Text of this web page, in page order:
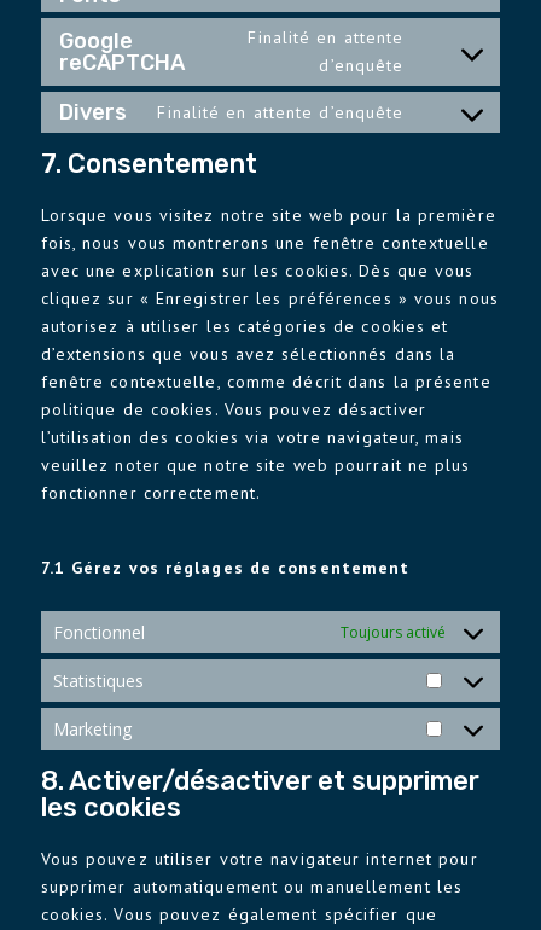
analytics
complianz
to
service
google-
fonts
Google
reCAPTCHA
Finalité en attente
d’enquête
Consent
to
service
Divers Finalité en attente d’enquête
Consent
divers
7. Consentement
Lorsque vous visitez notre site web pour la première
fois, nous vous montrerons une fenêtre contextuelle
avec une explication sur les cookies. Dès que vous
cliquez sur « Enregistrer les préférences » vous nous
autorisez à utiliser les catégories de cookies et
d’extensions que vous avez sélectionnés dans la
fenêtre contextuelle, comme décrit dans la présente
politique de cookies. Vous pouvez désactiver
l’utilisation des cookies via votre navigateur, mais
veuillez noter que notre site web pourrait ne plus
fonctionner correctement.
7.1 Gérez vos réglages de consentement
Fonctionnel Toujours activé
Statistiques
Statistiques
Marketing
Marketing
8. Activer/désactiver et supprimer
les cookies
Vous pouvez utiliser votre navigateur internet pour
supprimer automatiquement ou manuellement les
cookies. Vous pouvez également spécifier que